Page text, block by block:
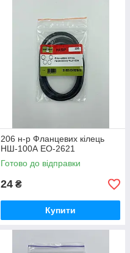
206 н-р Фланцевих кілець
НШ-100А ЕО-2621
Готово до відправки
24 ₴
Купити